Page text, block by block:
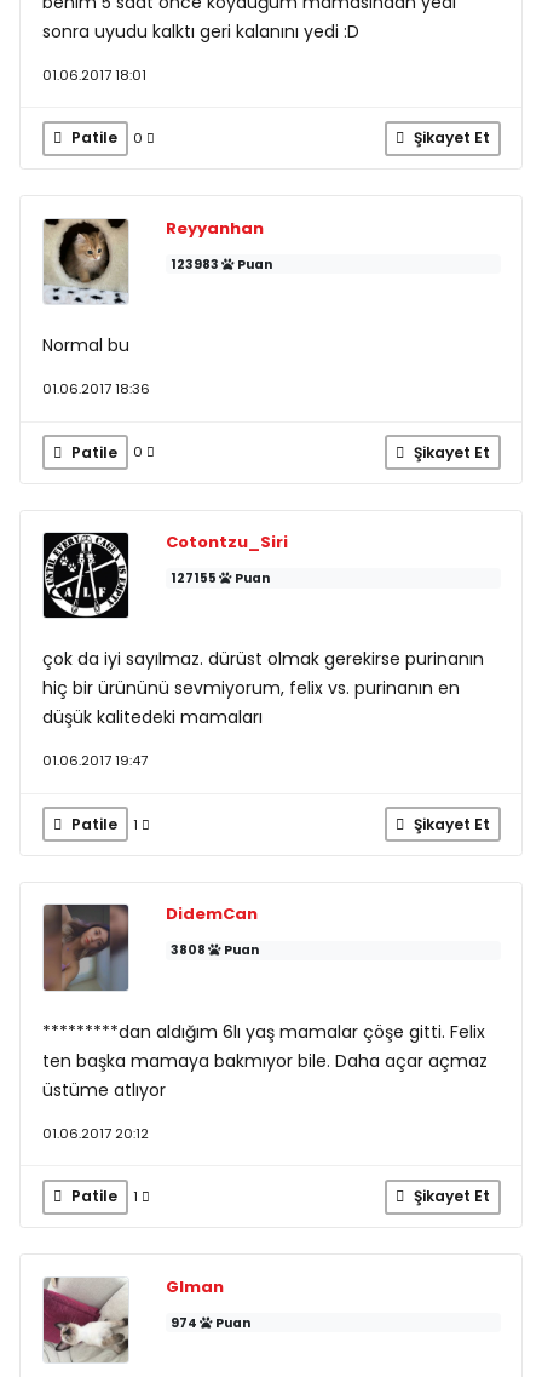
sonra uyudu kalktı geri kalanını yedi :D
01.06.2017 18:01
Patile 0 Şikayet Et
Reyyanhan
123983 Puan
Normal bu
01.06.2017 18:36
Patile 0 Şikayet Et
Cotontzu_Siri
127155 Puan
çok da iyi sayılmaz. dürüst olmak gerekirse purinanın
hiç bir ürününü sevmiyorum, felix vs. purinanın en
düşük kalitedeki mamaları
01.06.2017 19:47
Patile 1 Şikayet Et
DidemCan
3808 Puan
*********dan aldığım 6lı yaş mamalar çöşe gitti. Felix
ten başka mamaya bakmıyor bile. Daha açar açmaz
üstüme atlıyor
01.06.2017 20:12
Patile 1 Şikayet Et
Glman
974 Puan